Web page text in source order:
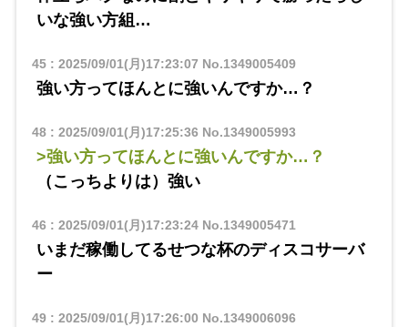
いな強い方組…
45: 2025/09/01(月)17:23:07 No.1349005409
強い方ってほんとに強いんですか…？
48: 2025/09/01(月)17:25:36 No.1349005993
>強い方ってほんとに強いんですか…？
（こっちよりは）強い
46 : 2025/09/01(月)17:23:24No.1349005471
いまだ稼働してるせつな杯のディスコサーバ
ー
49: 2025/09/01(月)17:26:00 No.1349006096